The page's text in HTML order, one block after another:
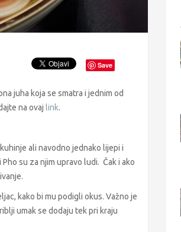
Save
juha koja se smatra i jednim od
na ovaj link.
ali navodno jednako lijepi i
su za njim upravo ludi. Čak i ako
kako bi mu podigli okus. Važno je
umak se dodaju tek pri kraju